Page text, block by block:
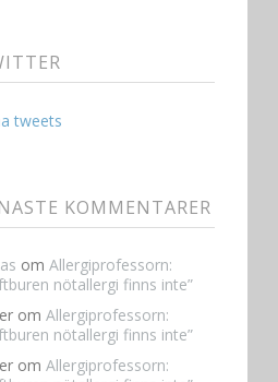
tweets
KOMMENTARER
om Allergiprofessorn:
nötallergi finns inte”
om Allergiprofessorn:
nötallergi finns inte”
om Allergiprofessorn: